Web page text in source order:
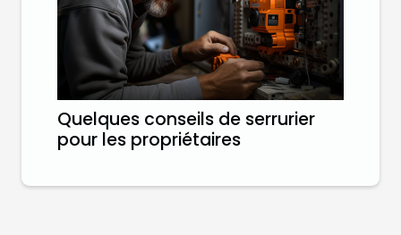
Quelques conseils de serrurier
pour les propriétaires